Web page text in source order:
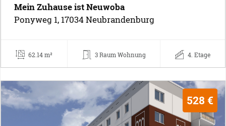
Mein Zuhause ist Neuwoba
Ponyweg 1, 17034 Neubrandenburg
62.14 m² 3 Raum Wohnung 4. Etage
528 €